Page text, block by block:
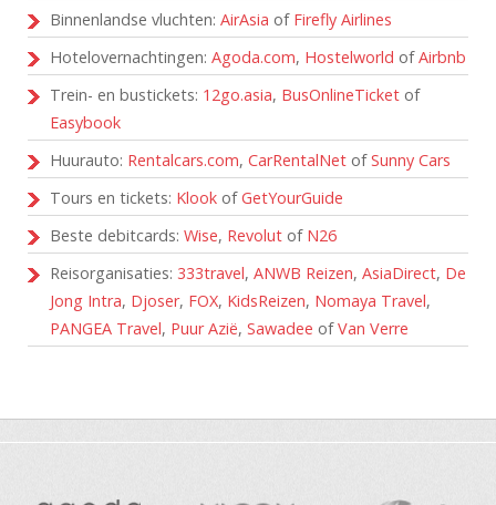
Binnenlandse vluchten: AirAsia of Firefly Airlines
Hotelovernachtingen: Agoda.com, Hostelworld ofAirbnb
Trein- en bustickets: 12go.asia, BusOnlineTicket of
Easybook
Huurauto: Rentalcars.com, CarRentalNet ofSunny Cars
Tours en tickets: Klook ofGetYourGuide
Beste debitcards: Wise, Revolut of N26
Reisorganisaties: 333travel, ANWB Reizen, AsiaDirect, De
Jong Intra, Djoser, FOX, KidsReizen, Nomaya Travel,
PANGEA Travel, Puur Azië, Sawadee ofVan Verre